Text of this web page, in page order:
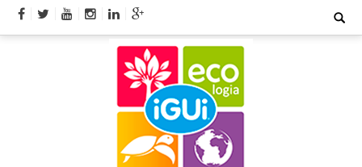
Skip
Search